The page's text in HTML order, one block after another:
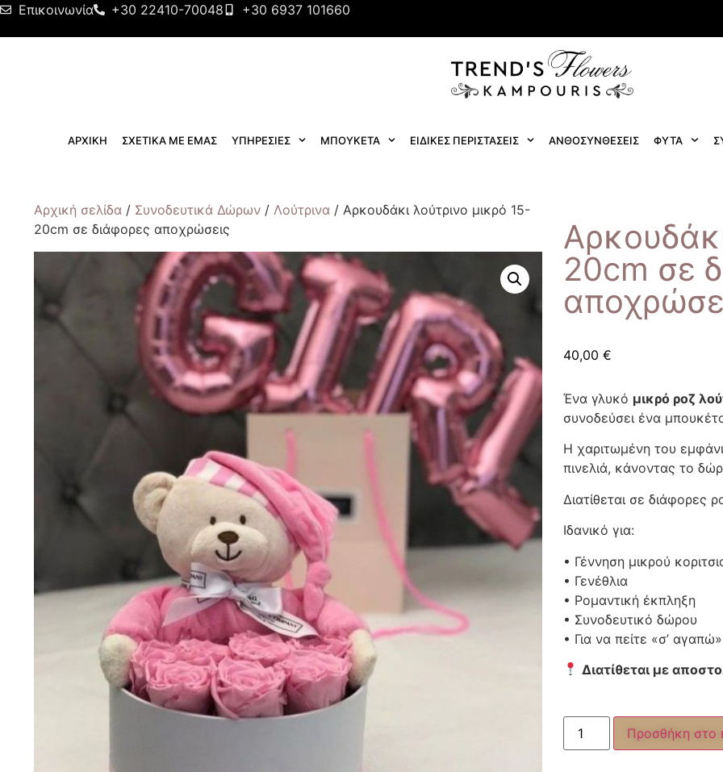
Επικοινωνία +30 22410-70048 +30 6937 101660
ΑΡΧΙΚΗ ΣΧΕΤΙΚΑ ΜΕ ΕΜΑΣ ΥΠΗΡΕΣΙΕΣ ΜΠΟΥΚΕΤΑ ΕΙΔΙΚΕΣ ΠΕΡΙΣΤΑΣΕΙΣ ΑΝΘΟΣΥΝΘΕΣΕΙΣ ΦΥΤΑ
Αρχική σελίδα / Συνοδευτικά Δώρων / Λούτρινα / Αρκουδάκι λούτρινο μικρό 15-
20cm σε διάφορες αποχρώσεις
20cm σε
40,00 €
Ένα γλυκό μικρό ροζ
συνοδεύσει ένα
Η χαριτωμένη του
πινελιά, κάνοντας το
Διατίθεται σε διάφορες
Ιδανικό για:
• Γέννηση μικρού
• Γενέθλια
• Ρομαντική έκπληξη
• Συνοδευτικό δώρου
• Για να πείτε «σ’ αγαπώ»
Διατίθεται με
Προσθήκη στο